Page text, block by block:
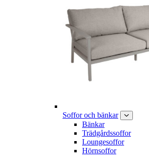
Soffor och bänkar
Bänkar
Trädgårdssoffor
Loungesoffor
Hörnsoffor